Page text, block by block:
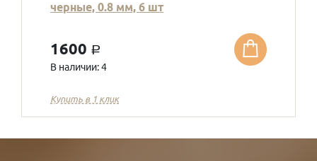
черные, 0.8 мм, 6 шт
1600 a
В наличии: 4
Купить в 1 клик